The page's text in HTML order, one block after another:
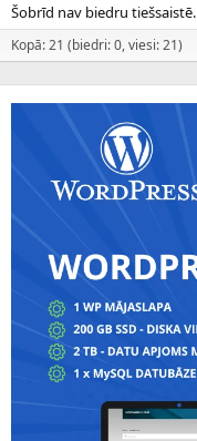
Šobrīd nav biedru tiešsaistē.
Kopā: 21 (biedri: 0, viesi: 21)